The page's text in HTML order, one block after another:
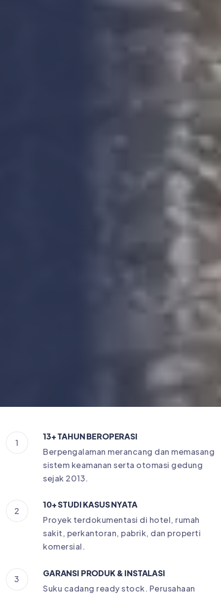
1
13+ TAHUN BEROPERASI
Berpengalaman merancang dan memasang
sistem keamanan serta otomasi gedung
sejak 2013.
2
10+ STUDI KASUS NYATA
Proyek terdokumentasi di hotel, rumah
sakit, perkantoran, pabrik, dan properti
komersial.
3
GARANSI PRODUK & INSTALASI
Suku cadang ready stock. Perusahaan